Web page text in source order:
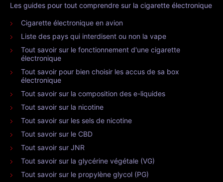
Les guides pour tout comprendre sur la cigarette électronique
Cigarette électronique en avion
Liste des pays qui interdisent ou non la vape
Tout savoir sur le fonctionnement d'une cigarette
électronique
Tout savoir pour bien choisir les accus de sa box
électronique
Tout savoir sur la composition des e-liquides
Tout savoir sur la nicotine
Tout savoir sur les sels de nicotine
Tout savoir sur le CBD
Tout savoir sur JNR
Tout savoir sur la glycérine végétale (VG)
Tout savoir sur le propylène glycol (PG)